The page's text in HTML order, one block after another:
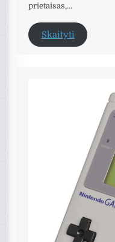
prietaisas,…
Skaityti